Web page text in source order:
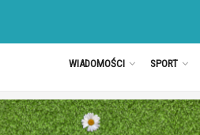
WIADOMOŚCI SPORT